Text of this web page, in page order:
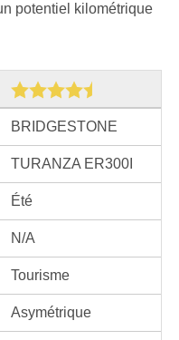
potentiel kilométrique
BRIDGESTONE
TURANZA ER300I
Été
N/A
Tourisme
Asymétrique